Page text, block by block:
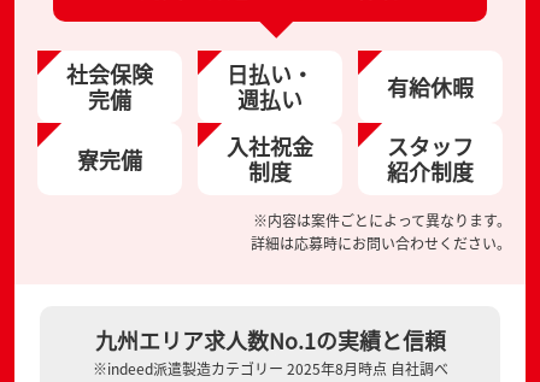
社会保険
完備
日払い・
週払い 有給休暇
寮完備 入社祝金
制度
スタッフ
紹介制度
※内容は案件ごとによって異なります。
詳細は応募時にお問い合わせください。
九州エリア求人数No.1の実績と信頼
※indeed派遣製造カテゴリー 2025年8月時点 自社調べ